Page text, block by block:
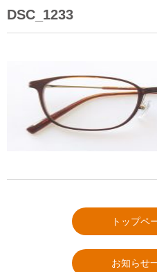
DSC_1233
トップペ
お知らせ